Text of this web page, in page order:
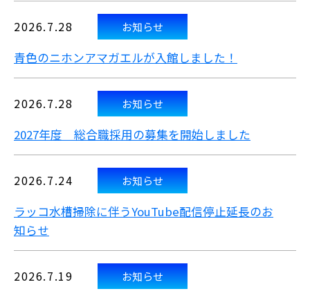
2026.7.28 お知らせ
青色のニホンアマガエルが入館しました！
2026.7.28 お知らせ
2027年度 総合職採用の募集を開始しました
2026.7.24 お知らせ
ラッコ水槽掃除に伴うYouTube配信停止延長のお
知らせ
2026.7.19 お知らせ